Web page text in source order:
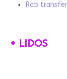
Rap
+ LIDOS